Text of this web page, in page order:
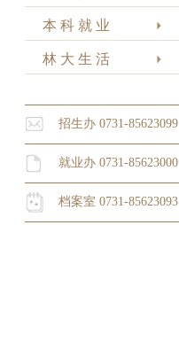
本 科 就 业
林 大 生 活
招生办 0731-85623099
就业办 0731-85623000
档案室 0731-85623093